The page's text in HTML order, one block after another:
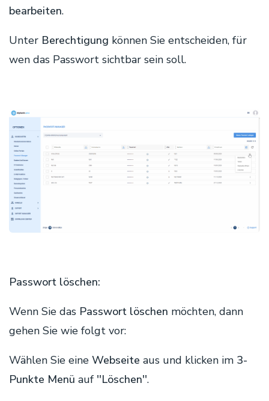
bearbeiten.
Unter Berechtigung können Sie entscheiden, für
wen das Passwort sichtbar sein soll.
Passwort löschen:
Wenn Sie das Passwort löschen möchten, dann
gehen Sie wie folgt vor:
Wählen Sie eine Webseite aus und klicken im 3-
Punkte Menü auf ''Löschen''.